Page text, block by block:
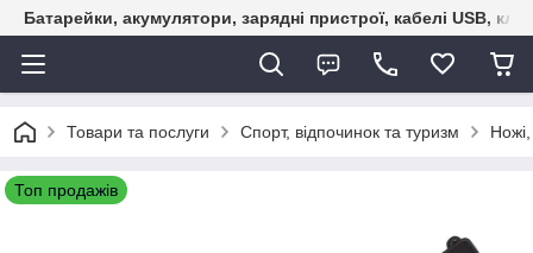
Батарейки, акумулятори, зарядні пристрої, кабелі USB,
Товари та послуги Спорт, відпочинок та туризм
Топ продажів